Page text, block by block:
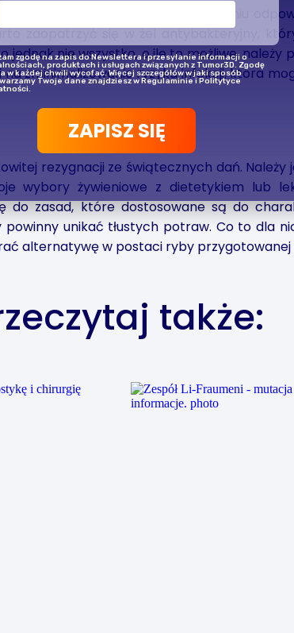
zgodę na zapis do Newslettera i przesyłanie informacji o
produktach i usługach związanych z Tumor3D. Zgodę
w każdej chwili wycofać. Więcej szczegółów w jaki sposób
Twoje dane znajdziesz w Regulaminie i Politytyce
ZAPISZ SIĘ
przede wszystkim o zabraniu
zaopatrzyć się w żel antybakteryjny,
jednak nie wszystko, o ile to możliwe,
zminimalizowanie ryzyka infekcji, która
rezygnacji ze świątecznych dań.
wybory żywieniowe z dietetykiem lub
do zasad, które dostosowane są do
unikać tłustych potraw. Co to dla
alternatywę w postaci ryby przygotowanej
także: